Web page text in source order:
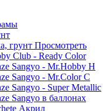
грунт Просмотреть
Club - Ready Color
Sangyo - Mr.Hobby H
Sangyo - Mr.Color C
Sangyo - Super Metallic
Sangyo в баллонах
Акрил